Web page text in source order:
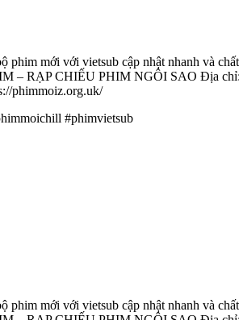
phim mới với vietsub cập nhật nhanh và
RẠP CHIẾU PHIM NGÔI SAO Địa chỉ:
phimmoiz.org.uk/
#phimvietsub
phim mới với vietsub cập nhật nhanh và